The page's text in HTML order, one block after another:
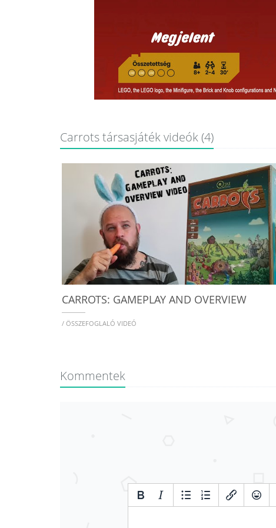
Carrots társasjáték videók (4)
CARROTS: GAMEPLAY AND OVERVIEW
/ ÖSSZEFOGLALÓ VIDEÓ
Kommentek